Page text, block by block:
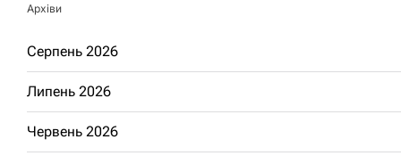
Архіви
Серпень 2026
Липень 2026
Червень 2026